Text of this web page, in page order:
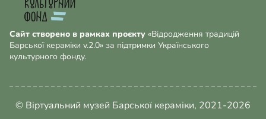
Сайт створено в рамках проєкту «Відродження традицій
Барської кераміки v.2.0» за підтримки Українського
культурного фонду.
© Віртуальний музей Барської кераміки, 2021-2026